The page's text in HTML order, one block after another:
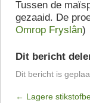
Tussen de
gezaaid. De
Omrop Fryslân)
Dit bericht
Dit bericht is
← Lagere